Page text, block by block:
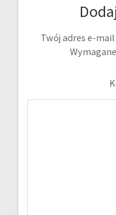
Twój adres e-